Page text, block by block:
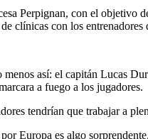
Perpignan, con el objetivo
clínicas con los
así: el capitán Lucas
a fuego a los jugadores.
tendrían que trabajar a
Europa es algo